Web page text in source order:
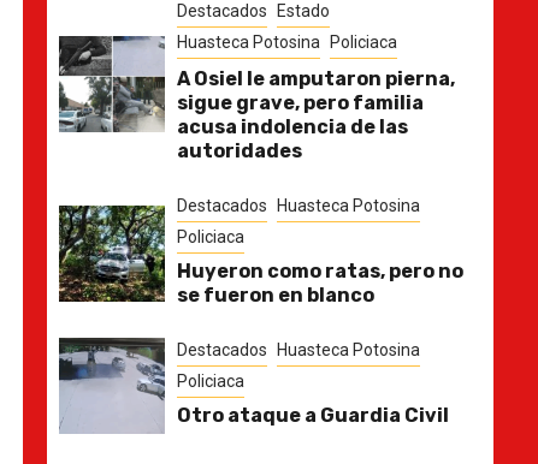
Destacados
Estado
Huasteca Potosina
Policiaca
A Osiel le amputaron pierna,
sigue grave, pero familia
acusa indolencia de las
autoridades
Destacados
Huasteca Potosina
Policiaca
Huyeron como ratas, pero no
se fueron en blanco
Destacados
Huasteca Potosina
Policiaca
Otro ataque a Guardia Civil